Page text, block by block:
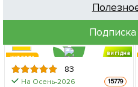
вигідна
знижка
ХИТ ГОДА
83
На Осень-2026 15779